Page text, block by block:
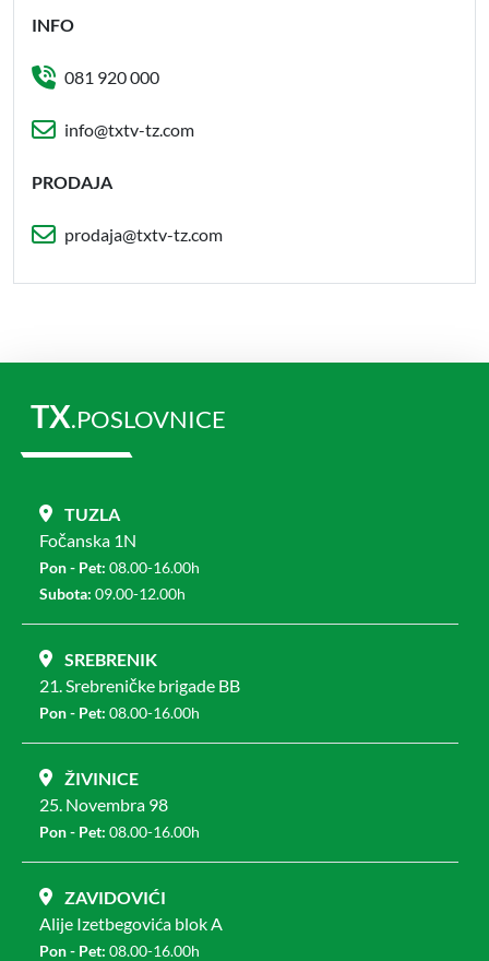
INFO
081 920 000
info@txtv-tz.com
PRODAJA
prodaja@txtv-tz.com
TX.POSLOVNICE
TUZLA
Fočanska 1N
Pon - Pet: 08.00-16.00h
Subota: 09.00-12.00h
SREBRENIK
21. Srebreničke brigade BB
Pon - Pet: 08.00-16.00h
ŽIVINICE
25. Novembra 98
Pon - Pet: 08.00-16.00h
ZAVIDOVIĆI
Alije Izetbegovića blok A
Pon - Pet: 08.00-16.00h